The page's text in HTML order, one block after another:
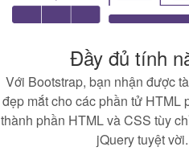
Đầy đủ tính
Với Bootstrap, bạn nhận được
đẹp mắt cho các phần tử HTML
thành phần HTML và CSS tùy
jQuery tuyệt vời.